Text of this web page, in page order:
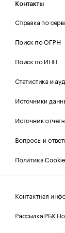
Контакты
Справка по
Поиск по ОГРН
Поиск по ИНН
Статистика и
Источники
Источник
Вопросы и
Политика
Контактная
Рассылка РБК